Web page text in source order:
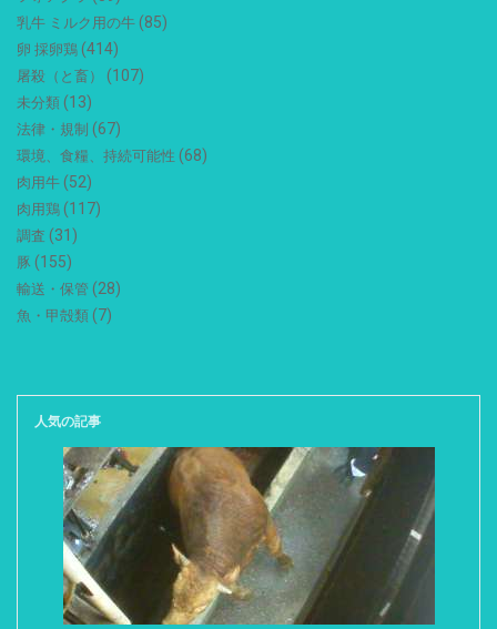
乳牛 ミルク用の牛 (85)
卵 採卵鶏 (414)
屠殺（と畜） (107)
未分類 (13)
法律・規制 (67)
環境、食糧、持続可能性 (68)
肉用牛 (52)
肉用鶏 (117)
調査 (31)
豚 (155)
輸送・保管 (28)
魚・甲殻類 (7)
人気の記事